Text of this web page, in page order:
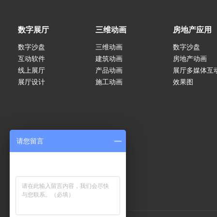
数字展厅
数字沙盘
互动软件
线上展厅
展厅设计
三维动画
三维动画
建筑动画
产品动画
施工动画
房地产应用
数字沙盘
房地产动画
展厅多媒体互
效果图
请您留言